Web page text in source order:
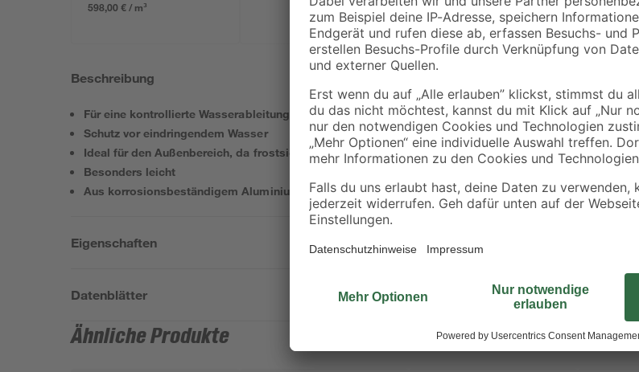
598,00 € / m³ 0,12 € / Kilogramm 4,99 € /
Beschreibung
Für eine kontrollierte Wasserableitung
Schutz vor eindringendem Wasser
Ideal für den Außenbereich, da frostsicher
Besonders leicht
Aus korrosionsbeständigem Aluminium
Nicht nur gut
Feuchtigkeit in
entsprechend ab.
besonders leicht
kratzfester und
Eigenschaften
Datenblätter
Ähnliche Produkte